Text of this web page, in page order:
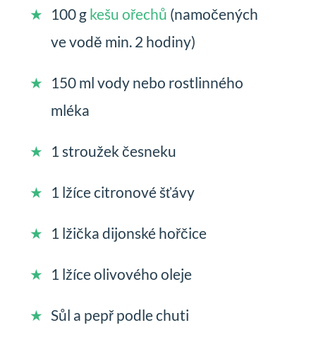
100 gkešu ořechů (namočených
ve vodě min. 2 hodiny)
150 ml vody nebo rostlinného
mléka
1 stroužek česneku
1 lžíce citronové šťávy
1 lžička dijonské hořčice
1 lžíce olivového oleje
Sůl a pepř podle chuti